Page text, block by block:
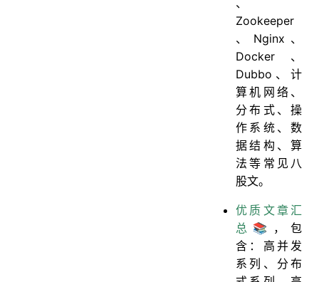
、
Zookeeper
、Nginx、
Docker、
Dubbo、计
算机网络、
分布式、操
作系统、数
据结构、算
法等常见八
股文。
优质文章汇
总📚 ，包
含：高并发
系列、分布